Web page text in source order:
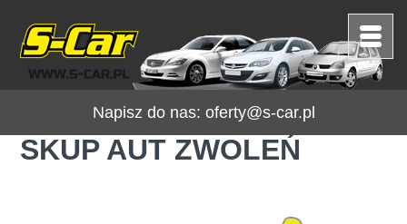
Napisz do nas: oferty@s-car.pl
SKUP AUT ZWOLEŃ